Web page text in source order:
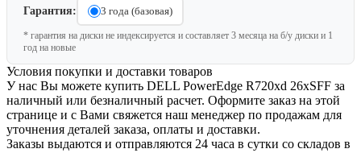
Гарантия: 3 года (базовая)
* гарантия на диски не индексируется и составляет 3 месяца на б/у диски и 1
год на новые
Условия покупки и доставки товаров
У нас Вы можете купить DELL PowerEdge R720xd 26xSFF за
наличный или безналичный расчет. Оформите заказ на этой
странице и с Вами свяжется наш менеджер по продажам для
уточнения деталей заказа, оплаты и доставки.
Заказы выдаются и отправляются 24 часа в сутки со складов в